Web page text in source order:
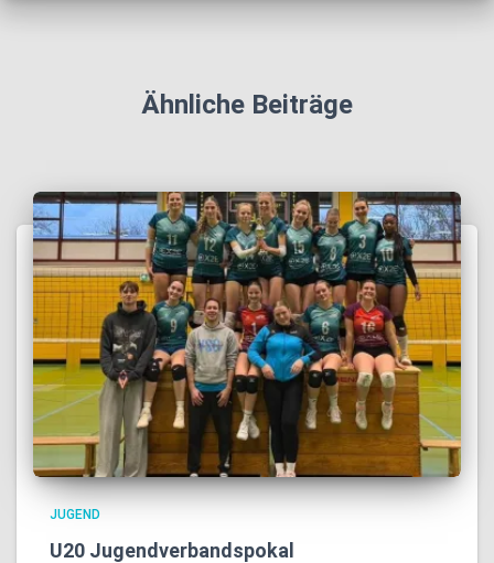
Ähnliche Beiträge
JUGEND
U20 Jugendverbandspokal